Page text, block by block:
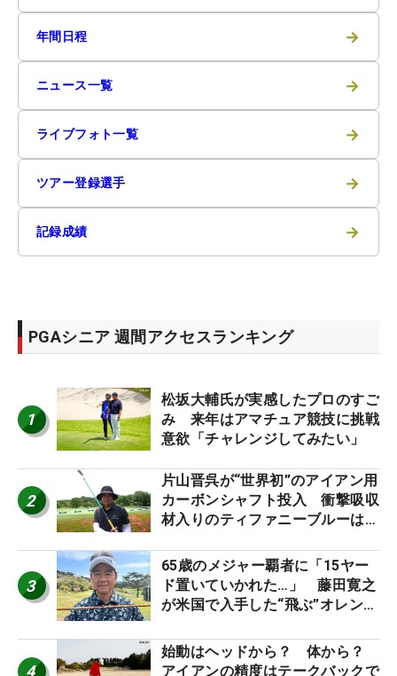
年間日程 →
ニュース一覧 →
ライブフォト一覧 →
ツアー登録選手 →
記録成績 →
PGAシニア 週間アクセスランキング
1
松坂大輔氏が実感したプロのすご
み 来年はアマチュア競技に挑戦
意欲「チャレンジしてみたい」
2
片山晋呉が“世界初”のアイアン用
カーボンシャフト投入 衝撃吸収
材入りのティファニーブルーは
3
65歳のメジャー覇者に「15ヤー
ド置いていかれた…」 藤田寛之
が米国で入手した“飛ぶ”オレンジ
4
始動はヘッドから？ 体から？
アイアンの精度はテークバックで